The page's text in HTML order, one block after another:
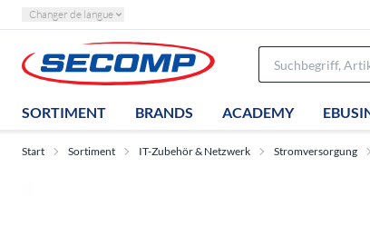
Changer de langue
SORTIMENT BRANDS ACADEMY
Start Sortiment IT-Zubehör & Netzwerk Stromversorgung